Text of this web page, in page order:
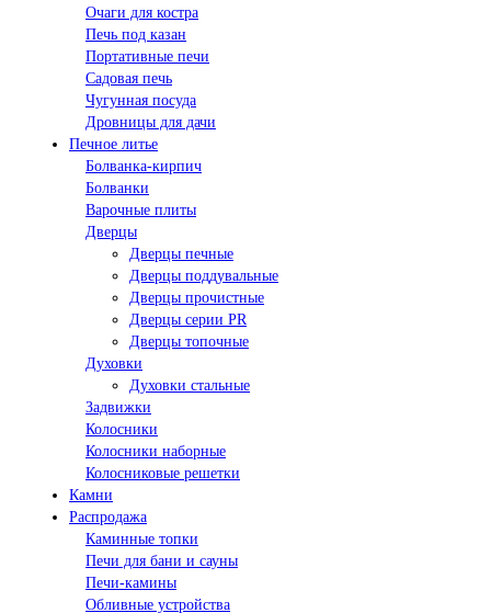
Очаги для костра
Печь под казан
Портативные печи
Садовая печь
Чугунная посуда
Дровницы для дачи
Печное литье
Болванка-кирпич
Болванки
Варочные плиты
Дверцы
Дверцы печные
Дверцы поддувальные
Дверцы прочистные
Дверцы серии PR
Дверцы топочные
Духовки
Духовки стальные
Задвижки
Колосники
Колосники наборные
Колосниковые решетки
Камни
Распродажа
Каминные топки
Печи для бани и сауны
Печи-камины
Обливные устройства